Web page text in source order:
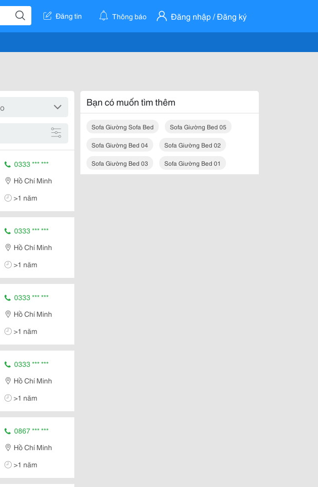
Đăng tin Thông báo Đăng nhập / Đăng ký
0333 *** ***
Hồ Chí Minh
>1 năm
0333 *** ***
Hồ Chí Minh
>1 năm
0333 *** ***
Hồ Chí Minh
>1 năm
0333 *** ***
Hồ Chí Minh
>1 năm
0867 *** ***
Hồ Chí Minh
>1 năm
Bạn có muốn tìm thêm
Sofa Giường Sofa Bed Sofa Giường Bed 05
Sofa Giường Bed 04 Sofa Giường Bed 02
Sofa Giường Bed 03 Sofa Giường Bed 01